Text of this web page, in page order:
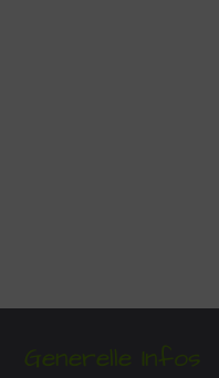
Generelle Infos